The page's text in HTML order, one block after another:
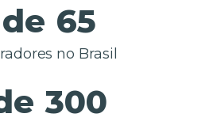
65
no Brasil
300